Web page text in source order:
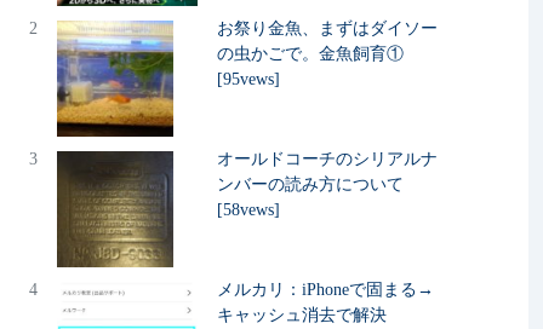
2
お祭り金魚、まずはダイソー
の虫かごで。金魚飼育①
[95vews]
3
オールドコーチのシリアルナ
ンバーの読み方について
[58vews]
4
メルカリ：iPhoneで固まる→
キャッシュ消去で解決